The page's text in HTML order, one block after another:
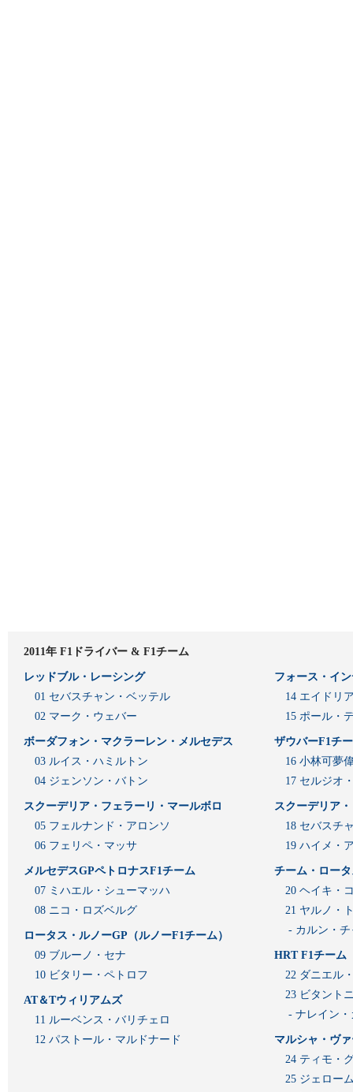
2011年 F1ドライバー & F1チーム
レッドブル・レーシング
01 セバスチャン・ベッテル
02 マーク・ウェバー
ボーダフォン・マクラーレン・メルセデス
03 ルイス・ハミルトン
04 ジェンソン・バトン
スクーデリア・フェラーリ・マールボロ
05 フェルナンド・アロンソ
06 フェリペ・マッサ
メルセデスGPペトロナスF1チーム
07 ミハエル・シューマッハ
08 ニコ・ロズベルグ
ロータス・ルノーGP（ルノーF1チーム）
09 ブルーノ・セナ
10 ビタリー・ペトロフ
AT＆Tウィリアムズ
11 ルーベンス・バリチェロ
12 パストール・マルドナード
フォース・イ
14 エイドリ
15 ポール・
ザウバーF1チ
16 小林可夢
17 セルジオ
スクーデリア
18 セバスチ
19 ハイメ・
チーム・ロー
20 ヘイキ・
21 ヤルノ・
- カルン・
HRT F1チーム
22 ダニエル
23 ビタント
- ナレイン
マルシャ・ヴ
24 ティモ・
25 ジェロー